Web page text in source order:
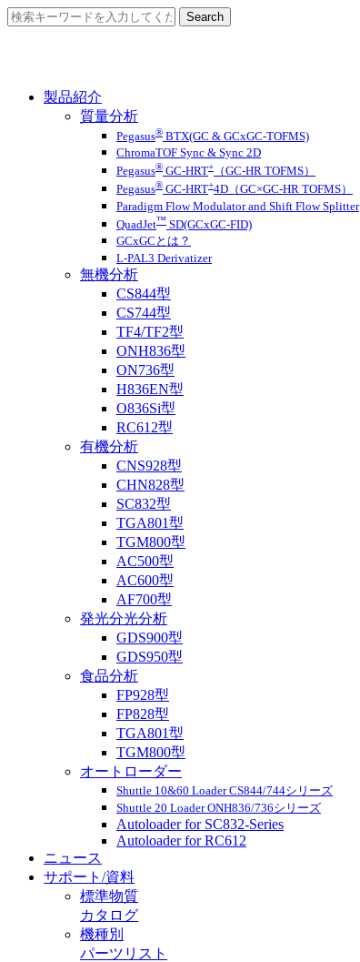
製品紹介
質量分析
Pegasus® BTX(GC & GCxGC-TOFMS)
ChromaTOF Sync & Sync 2D
Pegasus® GC-HRT+
（GC-HR TOFMS）
Pegasus® GC-HRT+4D（GC×GC-HR TOFMS）
Paradigm Flow Modulator and Shift Flow Splitter
QuadJet™ SD(GCxGC-FID)
GCxGCとは？
L-PAL3 Derivatizer
無機分析
CS844型
CS744型
TF4/TF2型
ONH836型
ON736型
H836EN型
O836Si型
RC612型
有機分析
CNS928型
CHN828型
SC832型
TGA801型
TGM800型
AC500型
AC600型
AF700型
発光分光分析
GDS900型
GDS950型
食品分析
FP928型
FP828型
TGA801型
TGM800型
オートローダー
Shuttle 10&60 Loader CS844/744シリーズ
Shuttle 20 Loader ONH836/736シリーズ
Autoloader for SC832-Series
Autoloader for RC612
ニュース
サポート/資料
標準物質
カタログ
機種別
パーツリスト